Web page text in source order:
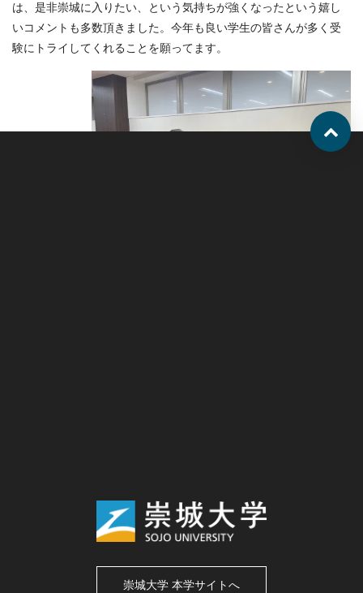
は、是非崇城に入りたい、という気持ちが強くなったという嬉し
いコメントも多数頂きました。今年も良い学生の皆さんが多く受
験にトライしてくれることを願ってます。
崇城大学 本学サイトへ